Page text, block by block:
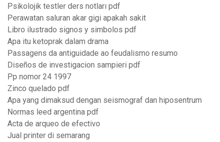
Psikolojik testler ders notları pdf
Perawatan saluran akar gigi apakah sakit
Libro ilustrado signos y simbolos pdf
Apa itu ketoprak dalam drama
Passagens da antiguidade ao feudalismo resumo
Diseños de investigacion sampieri pdf
Pp nomor 24 1997
Zinco quelado pdf
Apa yang dimaksud dengan seismograf dan hiposentrum
Normas leed argentina pdf
Acta de arqueo de efectivo
Jual printer di semarang